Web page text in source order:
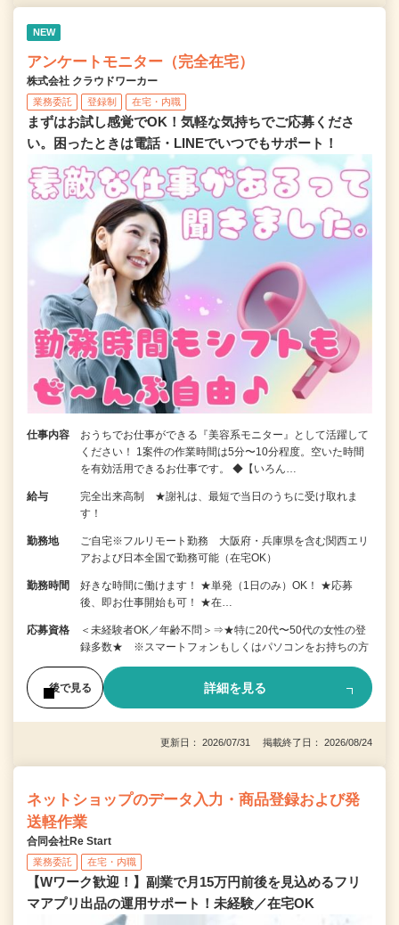
NEW
アンケートモニター（完全在宅）
株式会社 クラウドワーカー
業務委託 登録制 在宅・内職
まずはお試し感覚でOK！気軽な気持ちでご応募くださ
い。困ったときは電話・LINEでいつでもサポート！
仕事内容
おうちでお仕事ができる『美容系モニター』として活躍して
ください！ 1案件の作業時間は5分〜10分程度。空いた時間
を有効活用できるお仕事です。 ◆【いろん…
給与
完全出来高制 ★謝礼は、最短で当日のうちに受け取れま
す！
勤務地
ご自宅※フルリモート勤務 大阪府・兵庫県を含む関西エリ
アおよび日本全国で勤務可能（在宅OK）
勤務時間
好きな時間に働けます！ ★単発（1日のみ）OK！ ★応募
後、即お仕事開始も可！ ★在…
応募資格
＜未経験者OK／年齢不問＞⇒★特に20代〜50代の女性の登
録多数★ ※スマートフォンもしくはパソコンをお持ちの方
後で見る 詳細を見る
更新日： 2026/07/31 掲載終了日： 2026/08/24
ネットショップのデータ入力・商品登録および発
送軽作業
合同会社Re Start
業務委託 在宅・内職
【Wワーク歓迎！】副業で月15万円前後を見込めるフリ
マアプリ出品の運用サポート！未経験／在宅OK